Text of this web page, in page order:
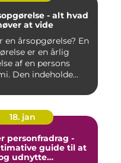
- alt hvad
at vide
årsopgørelse? En
er en årlig
af en persons
Den indeholde...
18. jan
personfradrag -
guide til at
udnytte